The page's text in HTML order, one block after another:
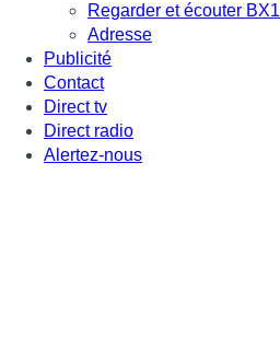
Regarder et écouter BX1
Adresse
Publicité
Contact
Direct tv
Direct radio
Alertez-nous